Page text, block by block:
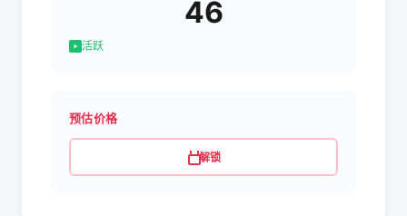
46
活跃
预估价格
解锁